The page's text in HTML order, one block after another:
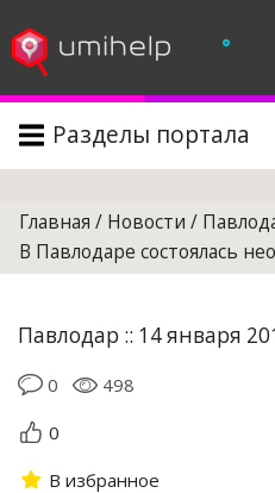
°
Разделы портала
Главная / Новости /
В Павлодаре состоялась
Павлодар :: 14 января
0
498
0
В избранное